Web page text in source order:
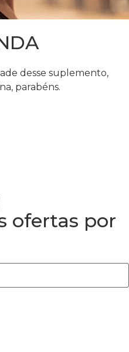
desse suplemento,
parabéns.
ofertas por